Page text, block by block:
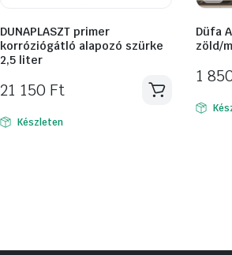
DUNAPLASZT primer
korróziógátló alapozó szürke
2,5 liter
21 150 Ft
Készleten
Düfa
zöld/
1